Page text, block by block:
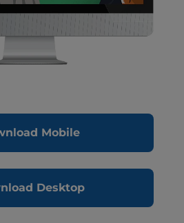
Mobile
Desktop